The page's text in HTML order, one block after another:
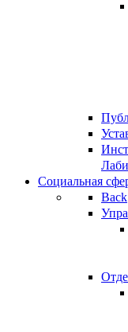
Социальная
Back